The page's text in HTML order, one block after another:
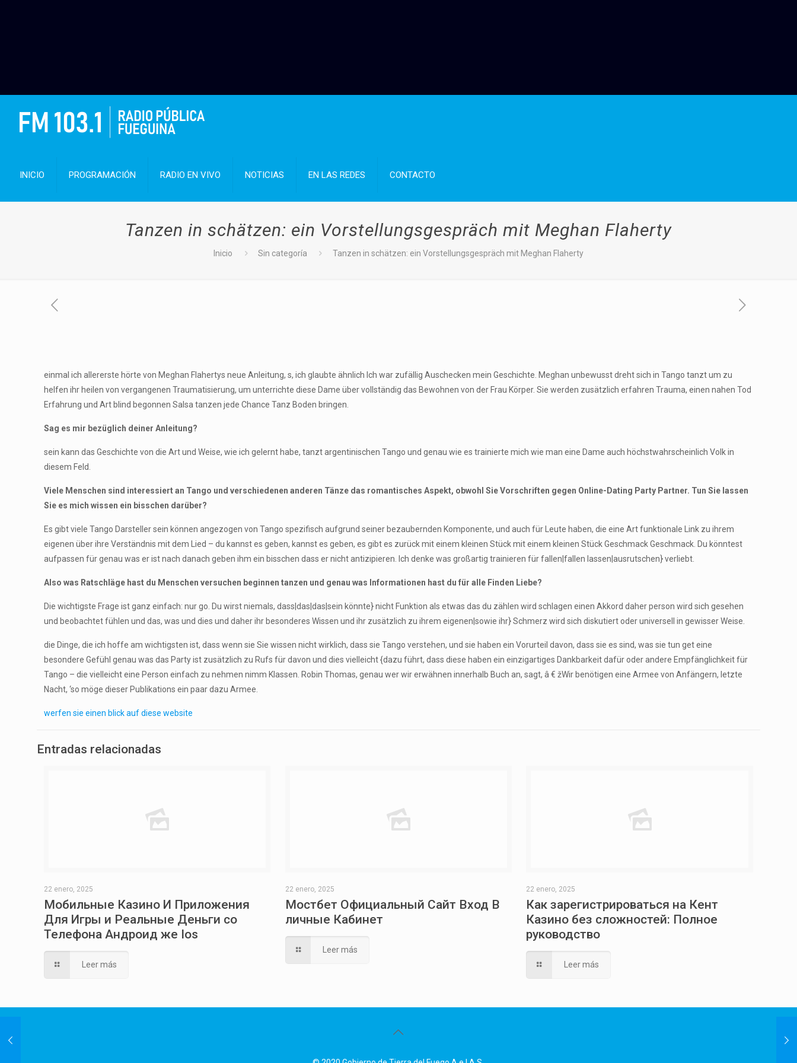
INICIO PROGRAMACIÓN RADIO EN VIVO NOTICIAS EN LAS REDES CONTACTO
Tanzen in schätzen: ein Vorstellungsgespräch mit Meghan Flaherty
Inicio Sin categoría Tanzen in schätzen: ein Vorstellungsgespräch mit Meghan Flaherty
einmal ich allererste hörte von Meghan Flahertys neue Anleitung, s, ich glaubte ähnlich Ich war zufällig Auschecken mein Geschichte. Meghan unbewusst dreht sich in Tango tanzt um zu
helfen ihr heilen von vergangenen Traumatisierung, um unterrichte diese Dame über vollständig das Bewohnen von der Frau Körper. Sie werden zusätzlich erfahren Trauma, einen nahen Tod
Erfahrung und Art blind begonnen Salsa tanzen jede Chance Tanz Boden bringen.
Sag es mir bezüglich deiner Anleitung?
sein kann das Geschichte von die Art und Weise, wie ich gelernt habe, tanzt argentinischen Tango und genau wie es trainierte mich wie man eine Dame auch höchstwahrscheinlich Volk in
diesem Feld.
Viele Menschen sind interessiert an Tango und verschiedenen anderen Tänze das romantisches Aspekt, obwohl Sie Vorschriften gegen Online-Dating Party Partner. Tun Sie lassen
Sie es mich wissen ein bisschen darüber?
Es gibt viele Tango Darsteller sein können angezogen von Tango spezifisch aufgrund seiner bezaubernden Komponente, und auch für Leute haben, die eine Art funktionale Link zu ihrem
eigenen über ihre Verständnis mit dem Lied – du kannst es geben, kannst es geben, es gibt es zurück mit einem kleinen Stück mit einem kleinen Stück Geschmack Geschmack. Du könntest
aufpassen für genau was er ist nach danach geben ihm ein bisschen dass er nicht antizipieren. Ich denke was großartig trainieren für fallen|fallen lassen|ausrutschen} verliebt.
Also was Ratschläge hast du Menschen versuchen beginnen tanzen und genau was Informationen hast du für alle Finden Liebe?
Die wichtigste Frage ist ganz einfach: nur go. Du wirst niemals, dass|das|das|sein könnte} nicht Funktion als etwas das du zählen wird schlagen einen Akkord daher person wird sich gesehen
und beobachtet fühlen und das, was und dies und daher ihr besonderes Wissen und ihr zusätzlich zu ihrem eigenen|sowie ihr} Schmerz wird sich diskutiert oder universell in gewisser Weise.
die Dinge, die ich hoffe am wichtigsten ist, dass wenn sie Sie wissen nicht wirklich, dass sie Tango verstehen, und sie haben ein Vorurteil davon, dass sie es sind, was sie tun get eine
besondere Gefühl genau was das Party ist zusätzlich zu Rufs für davon und dies vielleicht {dazu führt, dass diese haben ein einzigartiges Dankbarkeit dafür oder andere Empfänglichkeit für
Tango – die vielleicht eine Person einfach zu nehmen nimm Klassen. Robin Thomas, genau wer wir erwähnen innerhalb Buch an, sagt, â € žWir benötigen eine Armee von Anfängern, letzte
Nacht, ‘so möge dieser Publikations ein paar dazu Armee.
werfen sie einen blick auf diese website
Entradas relacionadas
22 enero, 2025
Мобильные Казино И Приложения
Для Игры и Реальные Деньги со
Телефона Андроид же Ios
Leer más
22 enero, 2025
Мостбет Официальный Сайт Вход В
личные Кабинет
Leer más
22 enero, 2025
Как зарегистрироваться на Кент
Казино без сложностей: Полное
руководство
Leer más